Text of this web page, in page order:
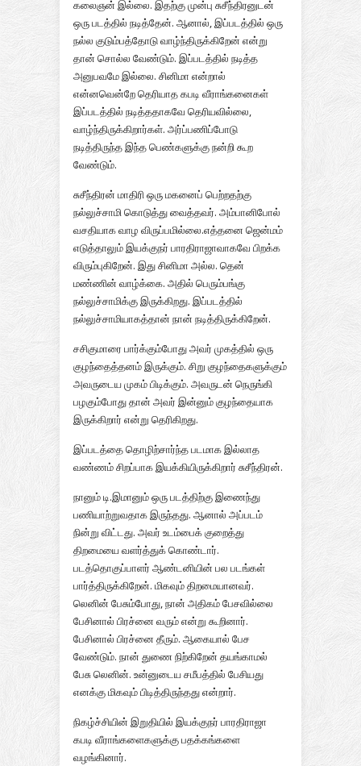
கலைஞன் இல்லை. இதற்கு முன்பு சுசீந்திரனுடன்
ஒரு படத்தில் நடித்தேன். ஆனால், இப்படத்தில் ஒரு
நல்ல குடும்பத்தோடு வாழ்ந்திருக்கிறேன் என்று
தான் சொல்ல வேண்டும். இப்படத்தில் நடித்த
அனுபவமே இல்லை. சினிமா என்றால்
என்னவென்றே தெரியாத கபடி வீராங்கனைகள்
இப்படத்தில் நடித்ததாகவே தெரியவில்லை,
வாழ்ந்திருக்கிறார்கள். அர்ப்பணிப்போடு
நடித்திருந்த இந்த பெண்களுக்கு நன்றி கூற
வேண்டும்.
சுசீந்திரன் மாதிரி ஒரு மகனைப் பெற்றதற்கு
நல்லுச்சாமி கொடுத்து வைத்தவர். அம்பானிபோல்
வசதியாக வாழ விருப்பமில்லை.எத்தனை ஜென்மம்
எடுத்தாலும் இயக்குநர் பாரதிராஜாவாகவே பிறக்க
விரும்புகிறேன். இது சினிமா அல்ல. தென்
மண்ணின் வாழ்க்கை. அதில் பெரும்பங்கு
நல்லுச்சாமிக்கு இருக்கிறது. இப்படத்தில்
நல்லுச்சாமியாகத்தான் நான் நடித்திருக்கிறேன்.
சசிகுமாரை பார்க்கும்போது அவர் முகத்தில் ஒரு
குழந்தைத்தனம் இருக்கும். சிறு குழந்தைகளுக்கும்
அவருடைய முகம் பிடிக்கும். அவருடன் நெருங்கி
பழகும்போது தான் அவர் இன்னும் குழந்தையாக
இருக்கிறார் என்று தெரிகிறது.
இப்படத்தை தொழிற்சார்ந்த படமாக இல்லாத
வண்ணம் சிறப்பாக இயக்கியிருக்கிறார் சுசீந்திரன்.
நானும் டி.இமானும் ஒரு படத்திற்கு இணைந்து
பணியாற்றுவதாக இருந்தது. ஆனால் அப்படம்
நின்று விட்டது. அவர் உடம்பைக் குறைத்து
திறமையை வளர்த்துக் கொண்டார்.
படத்தொகுப்பாளர் ஆண்டனியின் பல படங்கள்
பார்த்திருக்கிறேன். மிகவும் திறமையானவர்.
லெனின் பேசும்போது, நான் அதிகம் பேசவில்லை
பேசினால் பிரச்னை வரும் என்று கூறினார்.
பேசினால் பிரச்னை தீரும். ஆகையால் பேச
வேண்டும். நான் துணை நிற்கிறேன் தயங்காமல்
பேசு லெனின். உன்னுடைய சமீபத்தில் பேசியது
எனக்கு மிகவும் பிடித்திருந்தது என்றார்.
நிகழ்ச்சியின் இறுதியில் இயக்குநர் பாரதிராஜா
கபடி வீராங்களைகளுக்கு பதக்கங்களை
வழங்கினார்.